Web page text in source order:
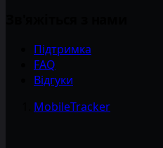
Підтримка
FAQ
Відгуки
MobileTracker